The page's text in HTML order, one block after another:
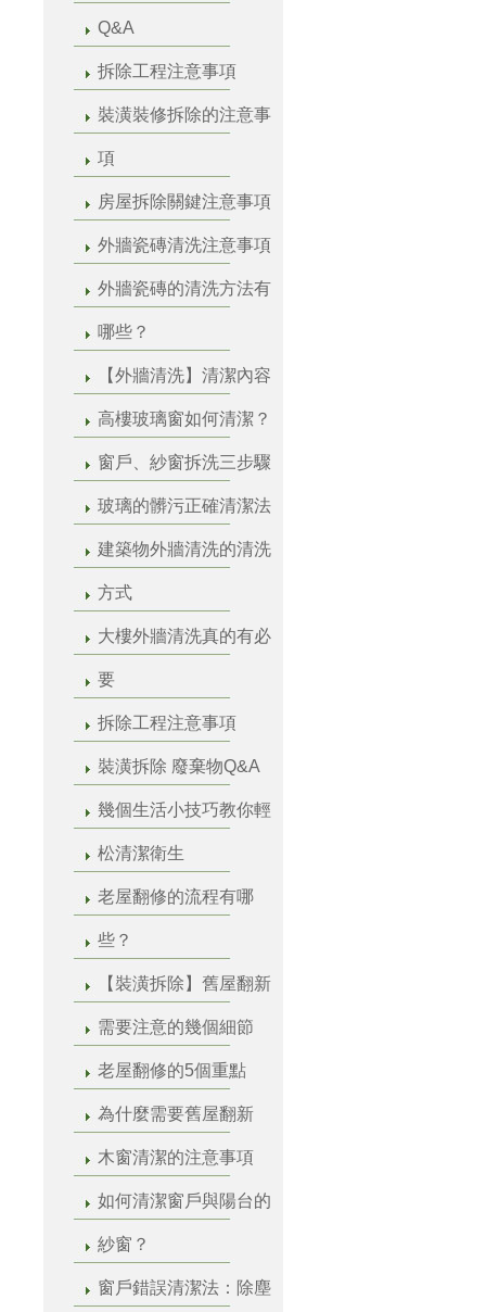
Q&A
拆除工程注意事項
裝潢裝修拆除的注意事
項
房屋拆除關鍵注意事項
外牆瓷磚清洗注意事項
外牆瓷磚的清洗方法有
哪些？
【外牆清洗】清潔內容
高樓玻璃窗如何清潔？
窗戶、紗窗拆洗三步驟
玻璃的髒污正確清潔法
建築物外牆清洗的清洗
方式
大樓外牆清洗真的有必
要
拆除工程注意事項
裝潢拆除 廢棄物Q&A
幾個生活小技巧教你輕
松清潔衛生
老屋翻修的流程有哪
些？
【裝潢拆除】舊屋翻新
需要注意的幾個細節
老屋翻修的5個重點
為什麼需要舊屋翻新
木窗清潔的注意事項
如何清潔窗戶與陽台的
紗窗？
窗戶錯誤清潔法：除塵